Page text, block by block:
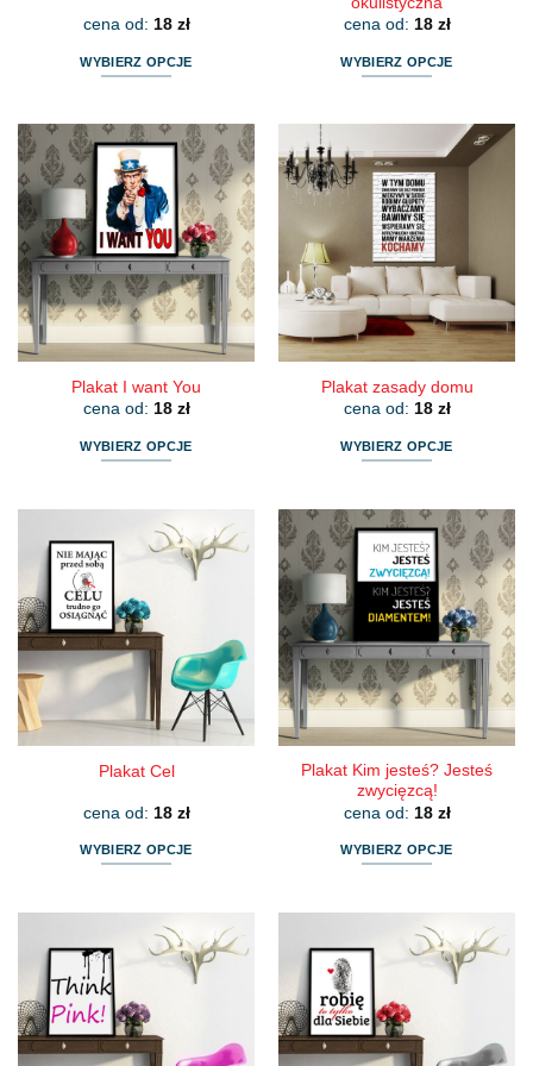
cena od: 18 zł
WYBIERZ OPCJE
ma
wiele
wariantów.
Opcje
można
wybrać
na
stronie
produktu
cena od: 18 zł
WYBIERZ OPCJE
wiele
wariantów.
Opcje
można
wybrać
na
stronie
produktu
Plakat I want You
cena od: 18 zł
WYBIERZ OPCJE
wiele
wariantów.
Opcje
można
wybrać
na
stronie
produktu
Plakat zasady domu
cena od: 18 zł
WYBIERZ OPCJE
ma
wiele
wariantów.
Opcje
można
wybrać
na
stronie
produktu
Plakat Cel
cena od: 18 zł
WYBIERZ OPCJE
wiele
wariantów.
Opcje
można
wybrać
Plakat Kim jesteś? Jesteś
zwycięzcą!
cena od: 18 zł
WYBIERZ OPCJE
wiele
wariantów.
Opcje
można
wybrać